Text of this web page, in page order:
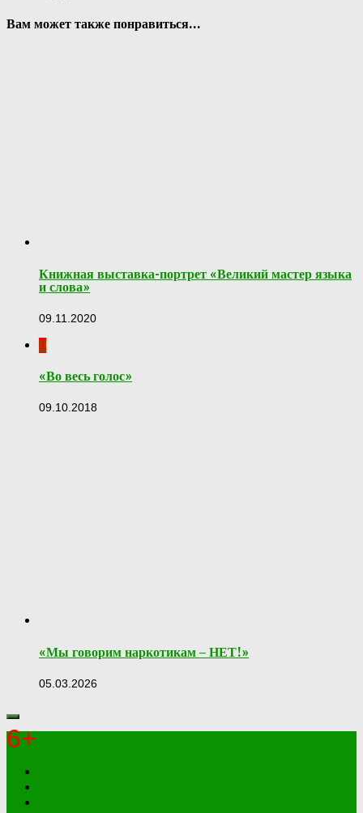
Вам может также понравиться...
Книжная выставка-портрет «Великий мастер языка
и слова»
09.11.2020
0
«Во весь голос»
09.10.2018
«Мы говорим наркотикам – НЕТ!»
05.03.2026
6+